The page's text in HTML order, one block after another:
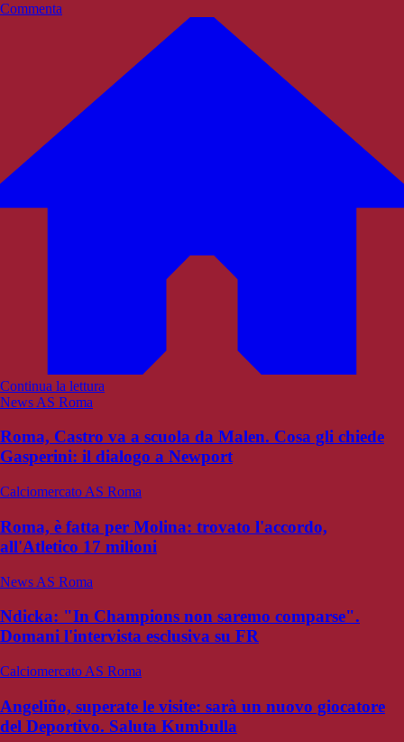
Commenta
Continua la lettura
News AS Roma
Roma, Castro va a scuola da Malen. Cosa gli chiede
Gasperini: il dialogo a Newport
Calciomercato AS Roma
Roma, è fatta per Molina: trovato l'accordo,
all'Atletico 17 milioni
News AS Roma
Ndicka: "In Champions non saremo comparse".
Domani l'intervista esclusiva su FR
Calciomercato AS Roma
Angeliño, superate le visite: sarà un nuovo giocatore
del Deportivo. Saluta Kumbulla